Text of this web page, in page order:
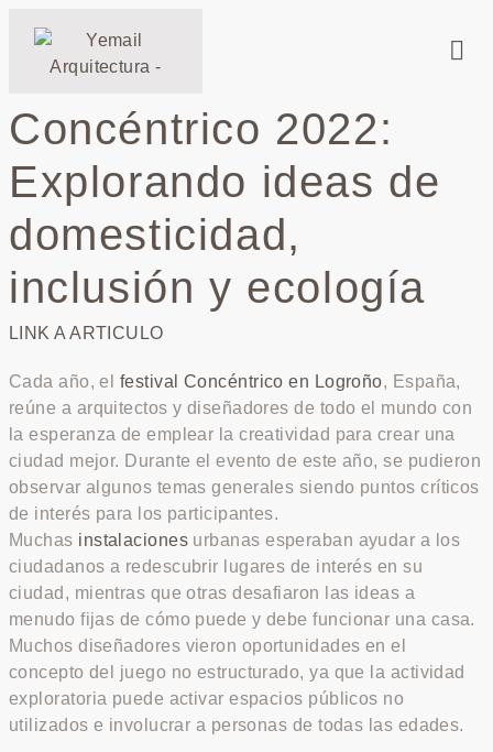
Concéntrico 2022:
Explorando ideas de
domesticidad,
inclusión y ecología
LINK A ARTICULO
Cada año, el festival Concéntrico en Logroño, España,
reúne a arquitectos y diseñadores de todo el mundo con
la esperanza de emplear la creatividad para crear una
ciudad mejor. Durante el evento de este año, se pudieron
observar algunos temas generales siendo puntos críticos
de interés para los participantes.
Muchas instalaciones urbanas esperaban ayudar a los
ciudadanos a redescubrir lugares de interés en su
ciudad, mientras que otras desafiaron las ideas a
menudo fijas de cómo puede y debe funcionar una casa.
Muchos diseñadores vieron oportunidades en el
concepto del juego no estructurado, ya que la actividad
exploratoria puede activar espacios públicos no
utilizados e involucrar a personas de todas las edades.